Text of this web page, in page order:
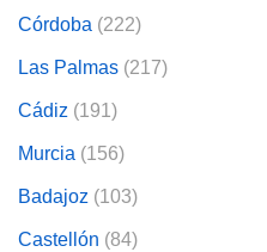
Córdoba (222)
Las Palmas (217)
Cádiz (191)
Murcia (156)
Badajoz (103)
Castellón (84)